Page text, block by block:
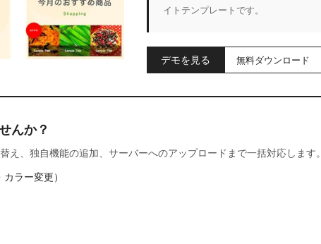
イトテンプレートです。
デモを見る 無料ダウンロード
んか？
え、独自機能の追加、サーバーへのアップロードまで一括対応します。
ラー変更）